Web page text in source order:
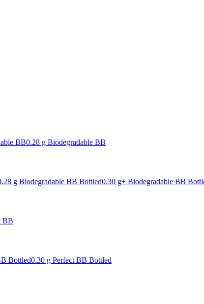
BB0.28 g Biodegradable BB
g Biodegradable BB Bottled0.30 g+ Biodegradable BB
BB
Bottled0.30 g Perfect BB Bottled